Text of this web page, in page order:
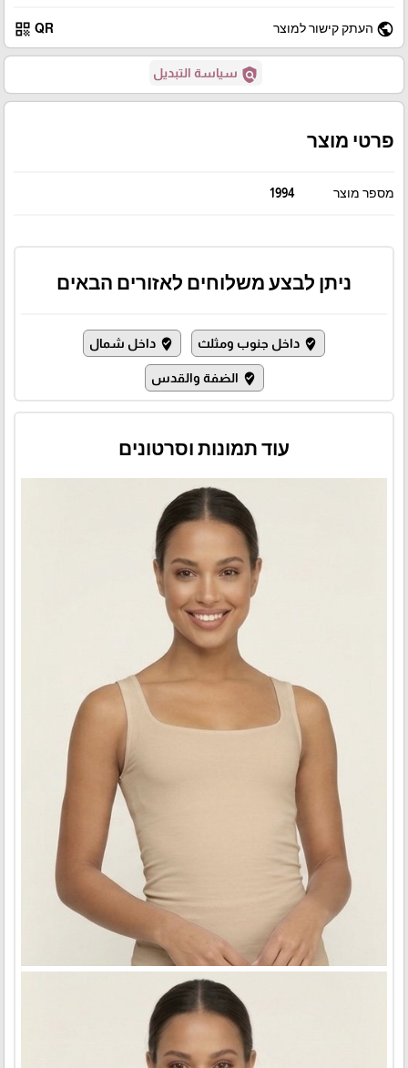
public העתק קישור למוצר QR
qr_code
policy سياسة التبديل
פרטי מוצר
מספר מוצר 1994
ניתן לבצע משלוחים לאזורים הבאים
where_to_vote داخل جنوب ومثلث where_to_vote داخل شمال
where_to_vote الضفة والقدس
עוד תמונות וסרטונים